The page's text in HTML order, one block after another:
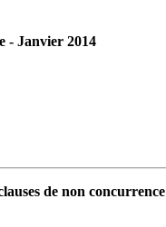
- Janvier 2014
de non concurrence